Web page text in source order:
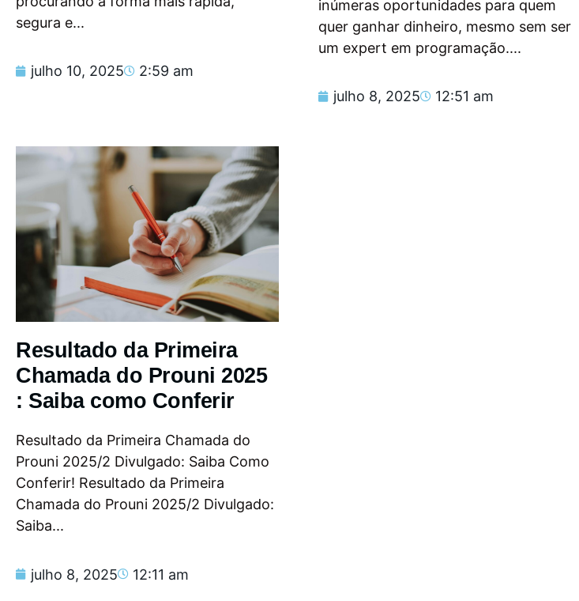
segura e...
julho 10, 2025 2:59 am
inúmeras oportunidades para quem
quer ganhar dinheiro, mesmo sem ser
um expert em programação....
julho 8, 2025 12:51 am
Resultado da Primeira
Chamada do Prouni 2025
: Saiba como Conferir
Resultado da Primeira Chamada do
Prouni 2025/2 Divulgado: Saiba Como
Conferir! Resultado da Primeira
Chamada do Prouni 2025/2 Divulgado:
Saiba...
julho 8, 2025 12:11 am